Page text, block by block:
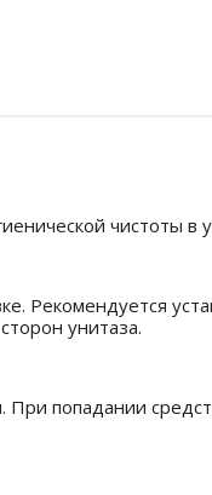
чистоты
Рекомендуется
унитаза.
попадании